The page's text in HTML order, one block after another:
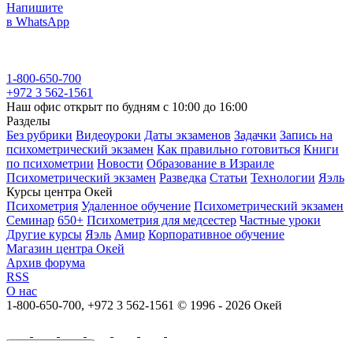
Напишите
в WhatsApp
1-800-650-700
+972 3 562-1561
Наш офис открыт по будням с 10:00 до 16:00
Разделы
Без рубрики Видеоуроки Даты экзаменов Задачки Запись на
психометрический экзамен Как правильно готовиться Книги
по психометрии Новости Образование в Израиле
Психометрический экзамен Разведка Статьи Технологии Яэль
Курсы центра Окей
Психометрия Удаленное обучение Психометрический экзамен
Семинар 650+ Психометрия для медсестер Частные уроки
Другие курсы Яэль Амир Корпоративное обучение
Магазин центра Окей
Архив форума
RSS
О нас
1-800-650-700, +972 3 562-1561 © 1996 - 2026 Окей